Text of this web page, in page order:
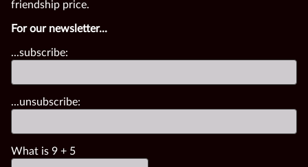
friendship price.
For our newsletter...
...subscribe:
...unsubscribe:
What is 9 + 5